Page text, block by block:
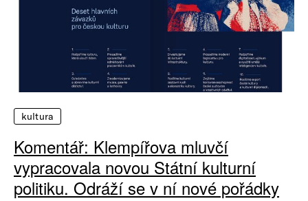
kultura
Komentář: Klempířova mluvčí
vypracovala novou Státní kulturní
politiku. Odráží se v ní nové pořádky